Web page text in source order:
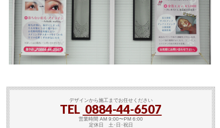
デザインから施工までお任せください
TEL 0884-44-6507
営業時間 AM 9:00〜PM 6:00
定休日 土･日･祝日